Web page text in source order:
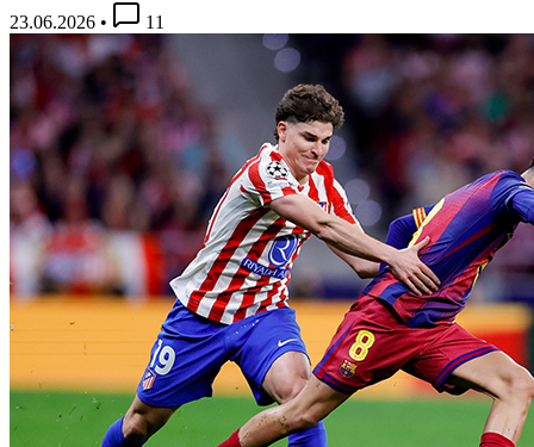
23.06.2026 • 11